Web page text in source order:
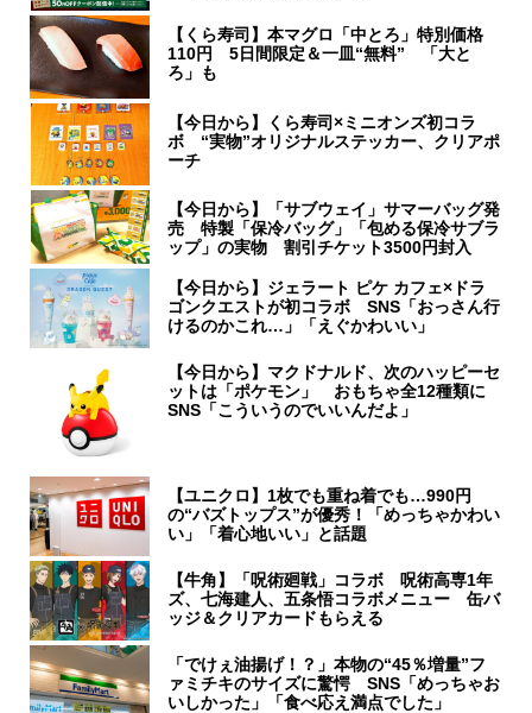
【くら寿司】本マグロ「中とろ」特別価格
110円 5日間限定＆一皿“無料” 「大と
ろ」も
【今日から】くら寿司×ミニオンズ初コラ
ボ “実物”オリジナルステッカー、クリアポ
ーチ
【今日から】「サブウェイ」サマーバッグ発
売 特製「保冷バッグ」「包める保冷サブラ
ップ」の実物 割引チケット3500円封入
【今日から】ジェラート ピケ カフェ×ドラ
ゴンクエストが初コラボ SNS「おっさん行
けるのかこれ…」「えぐかわいい」
【今日から】マクドナルド、次のハッピーセ
ットは「ポケモン」 おもちゃ全12種類に
SNS「こういうのでいいんだよ」
【ユニクロ】1枚でも重ね着でも…990円
の“バズトップス”が優秀！「めっちゃかわい
い」「着心地いい」と話題
【牛角】「呪術廻戦」コラボ 呪術高専1年
ズ、七海建人、五条悟コラボメニュー 缶バ
ッジ＆クリアカードもらえる
「でけぇ油揚げ！？」本物の“45％増量”フ
ァミチキのサイズに驚愕 SNS「めっちゃお
いしかった」「食べ応え満点でした」